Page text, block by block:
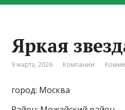
Яркая
9 марта, 2026 Компании
город: Москва